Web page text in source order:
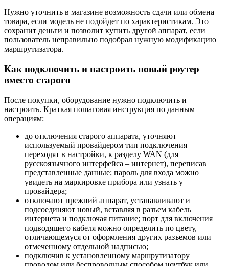
Нужно уточнить в магазине возможность сдачи или обмена
товара, если модель не подойдет по характеристикам. Это
сохранит деньги и позволит купить другой аппарат, если
пользователь неправильно подобрал нужную модификацию
маршрутизатора.
Как подключить и настроить новый роутер
вместо старого
После покупки, оборудование нужно подключить и
настроить. Краткая пошаговая инструкция по данным
операциям:
до отключения старого аппарата, уточняют
используемый провайдером тип подключения –
переходят в настройки, к разделу WAN (для
русскоязычного интерфейса – интернет), переписав
представленные данные; пароль для входа можно
увидеть на маркировке прибора или узнать у
провайдера;
отключают прежний аппарат, устанавливают и
подсоединяют новый, вставляя в разъем кабель
интернета и подключая питание; порт для включения
подводящего кабеля можно определить по цвету,
отличающемуся от оформления других разъемов или
отмеченному отдельной надписью;
подключив к установленному маршрутизатору